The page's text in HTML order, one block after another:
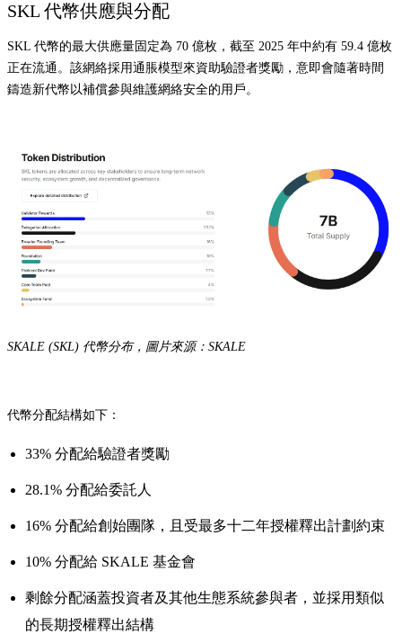
SKL 代幣供應與分配
SKL 代幣的最大供應量固定為 70 億枚，截至 2025 年中約有 59.4 億枚
正在流通。該網絡採用通脹模型來資助驗證者獎勵，意即會隨著時間
鑄造新代幣以補償參與維護網絡安全的用戶。
SKALE (SKL) 代幣分布，圖片來源：SKALE
代幣分配結構如下：
33% 分配給驗證者獎勵
28.1% 分配給委託人
16% 分配給創始團隊，且受最多十二年授權釋出計劃約束
10% 分配給 SKALE 基金會
剩餘分配涵蓋投資者及其他生態系統參與者，並採用類似
的長期授權釋出結構